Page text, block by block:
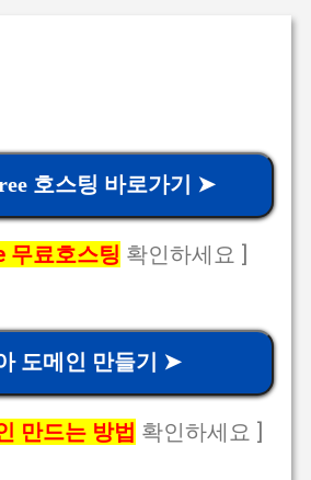
호스팅 바로가기 ➤
무료호스팅 확인하세요 ]
도메인 만들기 ➤
만드는 방법 확인하세요 ]